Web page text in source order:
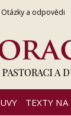
Otázky a odpovědi
TEXTY